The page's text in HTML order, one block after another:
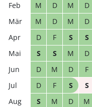
M
D M D
M
D M D
D
F S S
S
S M D
D
M D F
D
F S S
S
M D M